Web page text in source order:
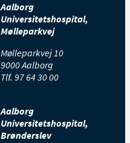
Aalborg
Universitetshospital,
Mølleparkvej
Mølleparkvej 10
9000 Aalborg
Tlf. 97 64 30 00
Aalborg
Universitetshospital,
Brønderslev